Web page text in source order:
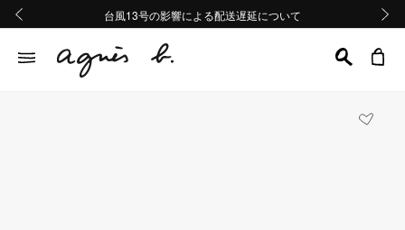
熊本地域地震の影響による配送遅延について
Summer Sale 2buy10%OFF!!
台風13号の影響による配送遅延について
熊本地域地震の影響による配送遅延について
Summer Sale 2buy10%OFF!!